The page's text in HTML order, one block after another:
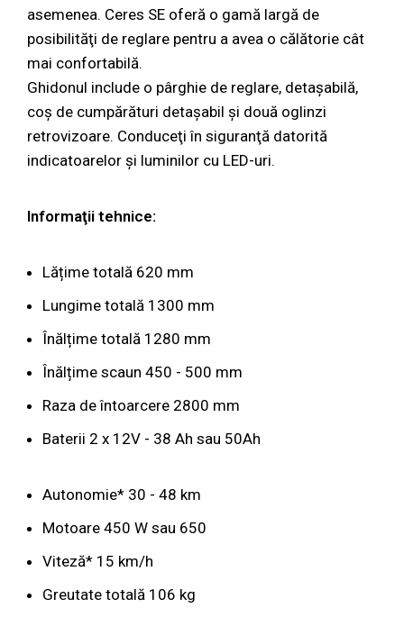
asemenea. Ceres SE oferă o gamă largă de
posibilităţi de reglare pentru a avea o călătorie cât
mai confortabilă.
Ghidonul include o pârghie de reglare, detașabilă,
coș de cumpărături detașabil și două oglinzi
retrovizoare. Conduceţi în siguranţă datorită
indicatoarelor și luminilor cu LED-uri.
Informaţii tehnice:
Lățime totală 620 mm
Lungime totală 1300 mm
Înălțime totală 1280 mm
Înălțime scaun 450 - 500 mm
Raza de întoarcere 2800 mm
Baterii 2 x 12V - 38 Ah sau 50Ah
Autonomie* 30 - 48 km
Motoare 450 W sau 650
Viteză* 15 km/h
Greutate totală 106 kg